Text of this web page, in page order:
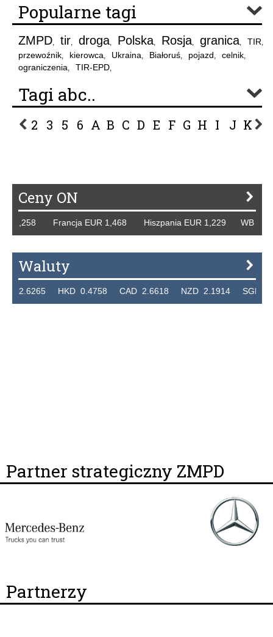
Popularne tagi
ZMPD tir droga Polska Rosja granica TIR
przewoźnik kierowca Ukraina Białoruś pojazd celnik
ograniczenia TIR-EPD
Tagi abc..
2 3 5 6 A B C D E F G H I J K L
Ceny ON
1,258 Francja EUR 1,468 Hiszpania EUR 1,229 WB
Waluty
2.6265 HKD 0.4758 CAD 2.6618 NZD 2.1914 SGD
Partner strategiczny ZMPD
Partnerzy